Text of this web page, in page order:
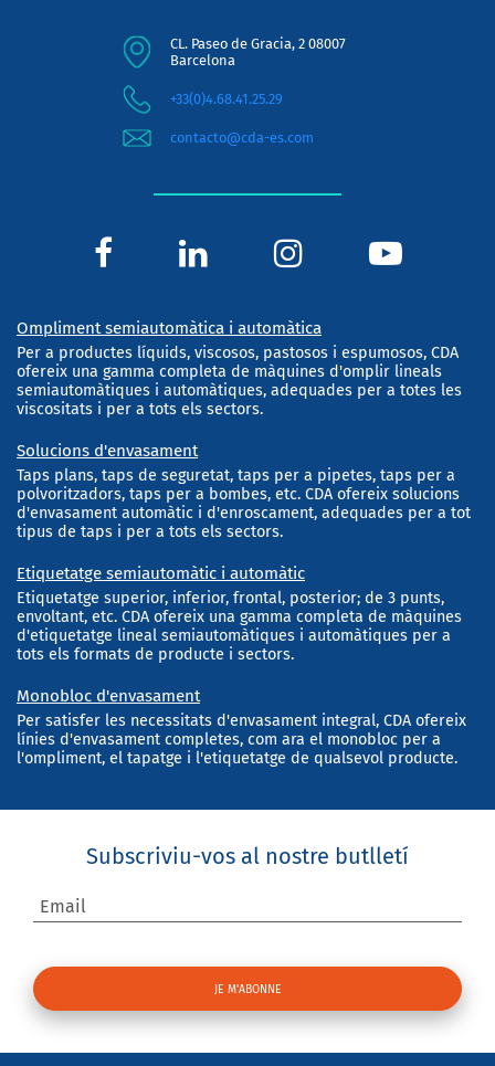
CL. Paseo de Gracia, 2 08007
Barcelona
+33(0)4.68.41.25.29
contacto@cda-es.com
Ompliment semiautomàtica i automàtica
Per a productes líquids, viscosos, pastosos i espumosos, CDA
ofereix una gamma completa de màquines d'omplir lineals
semiautomàtiques i automàtiques, adequades per a totes les
viscositats i per a tots els sectors.
Solucions d'envasament
Taps plans, taps de seguretat, taps per a pipetes, taps per a
polvoritzadors, taps per a bombes, etc. CDA ofereix solucions
d'envasament automàtic i d'enroscament, adequades per a tot
tipus de taps i per a tots els sectors.
Etiquetatge semiautomàtic i automàtic
Etiquetatge superior, inferior, frontal, posterior; de 3 punts,
envoltant, etc. CDA ofereix una gamma completa de màquines
d'etiquetatge lineal semiautomàtiques i automàtiques per a
tots els formats de producte i sectors.
Monobloc d'envasament
Per satisfer les necessitats d'envasament integral, CDA ofereix
línies d'envasament completes, com ara el monobloc per a
l'ompliment, el tapatge i l'etiquetatge de qualsevol producte.
Subscriviu-vos al nostre butlletí
Email